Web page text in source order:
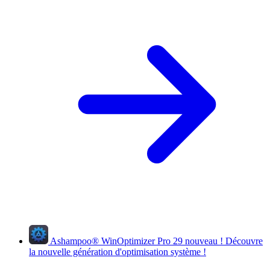
Ashampoo® WinOptimizer Pro 29 nouveau ! Découvre
la nouvelle génération d'optimisation système !